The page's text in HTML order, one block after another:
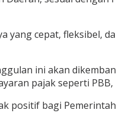
yang cepat, fleksibel,
ini akan
pajak seperti PBB,
positif bagi